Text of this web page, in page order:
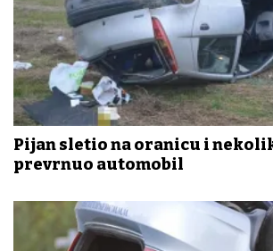
Pijan sletio na oranicu i
prevrnuo automobil